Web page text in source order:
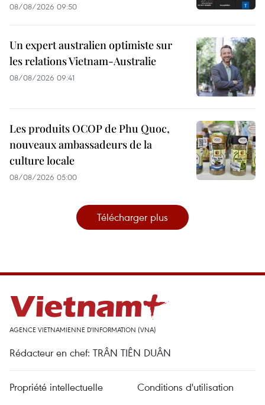
08/08/2026 09:50
Un expert australien optimiste sur
les relations Vietnam-Australie
08/08/2026 09:41
Les produits OCOP de Phu Quoc,
nouveaux ambassadeurs de la
culture locale
08/08/2026 05:00
Télécharger plus
AGENCE VIETNAMIENNE D'INFORMATION (VNA)
Rédacteur en chef: TRÂN TIÊN DUÂN
Propriété intellectuelle
Conditions d'utilisation